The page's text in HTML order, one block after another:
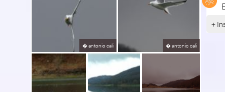
�antonio cali �antonio cali
+